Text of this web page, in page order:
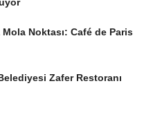
Noktası: Café de Paris
Zafer Restoranı